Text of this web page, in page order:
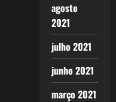
agosto
2021
julho 2021
junho 2021
março 2021